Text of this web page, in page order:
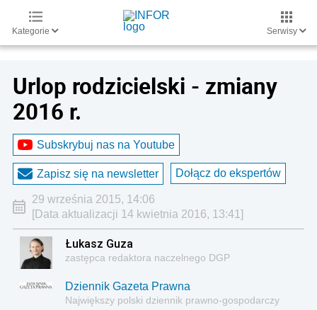
Kategorie Serwisy
Urlop rodzicielski - zmiany
2016 r.
Subskrybuj nas na Youtube
Zapisz się na newsletter Dołącz do ekspertów
29 września 2015, 14:06
[Data aktualizacji 14 kwietnia 2016, 13:41]
Łukasz Guza
zastępca redaktora naczelnego DGP
Dziennik Gazeta Prawna
Największy polski dziennik prawno-gospodarczy